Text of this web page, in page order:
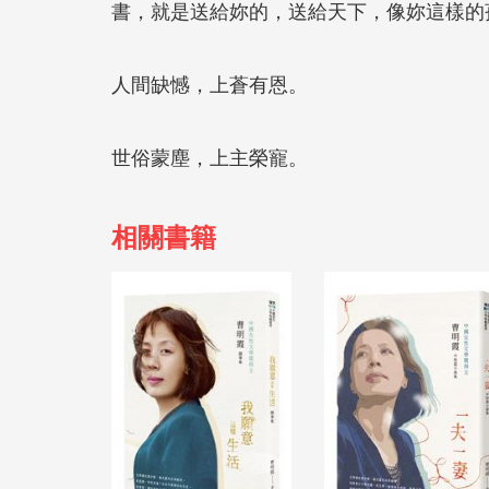
書，就是送給妳的，送給天下，像妳這樣
人間缺憾，上蒼有恩。
世俗蒙塵，上主榮寵。
相關書籍